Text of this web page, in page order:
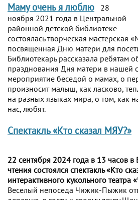
Маму очень я люблю
28
ноября 2021 года в Центральной
районной детской библиотеке
состоялась творческая мастерская
посвященная Дню матери для
Библиотекарь рассказала ребятам
празднования Дня матери в нашей
мероприятие беседой о мамах, о
произносит малыш, как ласково,
на разных языках мира, о том, как
нас, любят.
Спектакль «Кто сказал МЯУ?»
22 сентября 2024 года в 13 часов в
чтения состоялся спектакль «Кто
интерактивного кукольного
Веселый непоседа Чижик-Пыжик